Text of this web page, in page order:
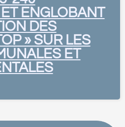
ET ENGLOBANT
DES
» SUR LES
ET